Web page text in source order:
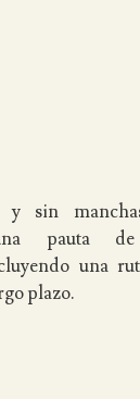
sin
pauta de
una
plazo.